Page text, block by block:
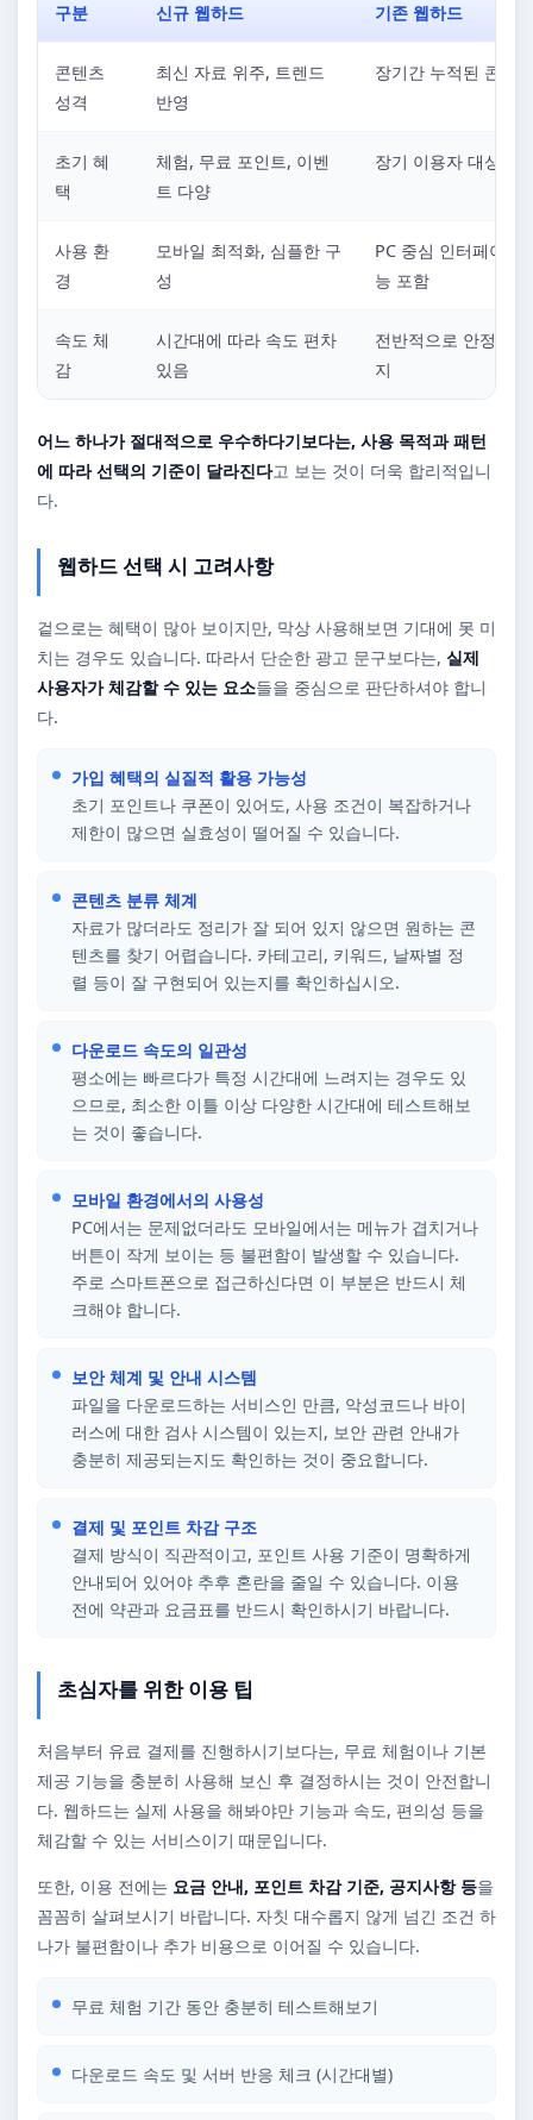
구분 신규 웹하드 기존 웹하드
콘텐츠
성격
최신 자료 위주, 트렌드
반영
장기간 누적된 콘텐
초기 혜
택
체험, 무료 포인트, 이벤
트 다양
장기 이용자 대상 혜
사용 환
경
모바일 최적화, 심플한 구
성
PC 중심 인터페이스,
능 포함
속도 체
감
시간대에 따라 속도 편차
있음
전반적으로 안정적
지
어느 하나가 절대적으로 우수하다기보다는, 사용 목적과 패턴
에 따라 선택의 기준이 달라진다고 보는 것이 더욱 합리적입니
다.
웹하드 선택 시 고려사항
겉으로는 혜택이 많아 보이지만, 막상 사용해보면 기대에 못 미
치는 경우도 있습니다. 따라서 단순한 광고 문구보다는, 실제
사용자가 체감할 수 있는 요소들을 중심으로 판단하셔야 합니
다.
가입 혜택의 실질적 활용 가능성
초기 포인트나 쿠폰이 있어도, 사용 조건이 복잡하거나
제한이 많으면 실효성이 떨어질 수 있습니다.
콘텐츠 분류 체계
자료가 많더라도 정리가 잘 되어 있지 않으면 원하는 콘
텐츠를 찾기 어렵습니다. 카테고리, 키워드, 날짜별 정
렬 등이 잘 구현되어 있는지를 확인하십시오.
다운로드 속도의 일관성
평소에는 빠르다가 특정 시간대에 느려지는 경우도 있
으므로, 최소한 이틀 이상 다양한 시간대에 테스트해보
는 것이 좋습니다.
모바일 환경에서의 사용성
PC에서는 문제없더라도 모바일에서는 메뉴가 겹치거나
버튼이 작게 보이는 등 불편함이 발생할 수 있습니다.
주로 스마트폰으로 접근하신다면 이 부분은 반드시 체
크해야 합니다.
보안 체계 및 안내 시스템
파일을 다운로드하는 서비스인 만큼, 악성코드나 바이
러스에 대한 검사 시스템이 있는지, 보안 관련 안내가
충분히 제공되는지도 확인하는 것이 중요합니다.
결제 및 포인트 차감 구조
결제 방식이 직관적이고, 포인트 사용 기준이 명확하게
안내되어 있어야 추후 혼란을 줄일 수 있습니다. 이용
전에 약관과 요금표를 반드시 확인하시기 바랍니다.
초심자를 위한 이용 팁
처음부터 유료 결제를 진행하시기보다는, 무료 체험이나 기본
제공 기능을 충분히 사용해 보신 후 결정하시는 것이 안전합니
다. 웹하드는 실제 사용을 해봐야만 기능과 속도, 편의성 등을
체감할 수 있는 서비스이기 때문입니다.
또한, 이용 전에는 요금 안내, 포인트 차감 기준, 공지사항 등을
꼼꼼히 살펴보시기 바랍니다. 자칫 대수롭지 않게 넘긴 조건 하
나가 불편함이나 추가 비용으로 이어질 수 있습니다.
무료 체험 기간 동안 충분히 테스트해보기
다운로드 속도 및 서버 반응 체크 (시간대별)